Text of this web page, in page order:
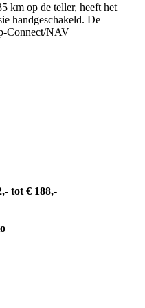
km op de teller, heeft het
handgeschakeld. De
Connect/NAV
tot € 188,-